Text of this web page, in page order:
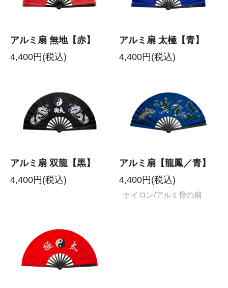
アルミ扇 無地【赤】
4,400円(税込)
アルミ扇 太極【青】
4,400円(税込)
アルミ扇 双龍【黒】
4,400円(税込)
アルミ扇【龍鳳／青】
4,400円(税込)
ナイロン/アルミ骨の扇